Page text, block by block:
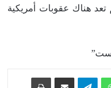
تعد هناك عقوبات أمريكية
واتساب تيلقرام